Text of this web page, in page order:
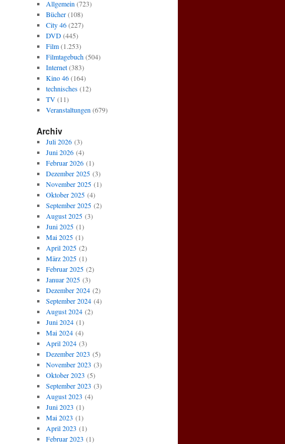
Allgemein (723)
Bücher(108)
City 46(227)
DVD(445)
Film(1.253)
Filmtagebuch(504)
Internet(383)
Kino 46(164)
technisches(12)
TV(11)
Veranstaltungen (679)
Archiv
Juli 2026(3)
Juni 2026(4)
Februar 2026(1)
Dezember 2025(3)
November 2025(1)
Oktober 2025(4)
September 2025(2)
August 2025(3)
Juni 2025(1)
Mai 2025(1)
April 2025(2)
März 2025(1)
Februar 2025(2)
Januar 2025(3)
Dezember 2024(2)
September 2024(4)
August 2024(2)
Juni 2024(1)
Mai 2024(4)
April 2024(3)
Dezember 2023 (5)
November 2023 (3)
Oktober 2023 (5)
September 2023 (3)
August 2023 (4)
Juni 2023 (1)
Mai 2023 (1)
April 2023 (1)
Februar 2023 (1)